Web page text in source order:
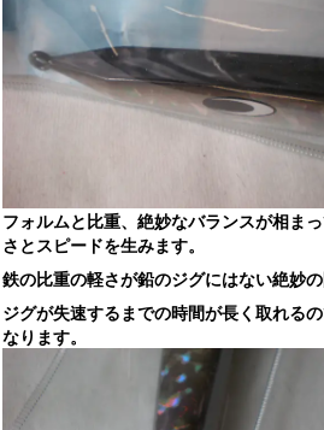
フォルムと比重、絶妙なバランスが相ま
さとスピードを生みます。
鉄の比重の軽さが鉛のジグにはない絶妙
ジグが失速するまでの時間が長く取れる
なります。